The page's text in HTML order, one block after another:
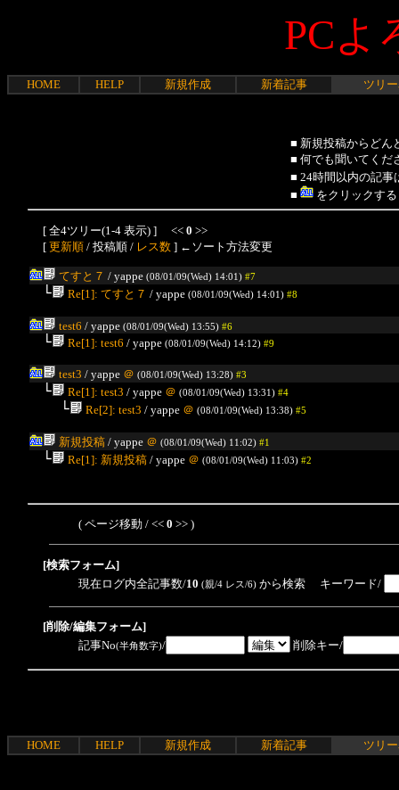
PCよ
HOME HELP 新規作成 新着記事 ツリ
■ 新規投稿からどん
■ 何でも聞いてくだ
■ 24時間以内の記事
■
をクリックす
[ 全4ツリー(1-4 表示) ] << 0 >>
[ 更新順 / 投稿順 / レス数 ] ←ソート方法変更
てすと７ / yappe (08/01/09(Wed) 14:01) #7
└ Re[1]: てすと７ / yappe (08/01/09(Wed) 14:01) #8
test6 / yappe (08/01/09(Wed) 13:55) #6
└ Re[1]: test6 / yappe (08/01/09(Wed) 14:12) #9
test3 / yappe ＠ (08/01/09(Wed) 13:28) #3
└ Re[1]: test3 / yappe ＠ (08/01/09(Wed) 13:31) #4
└ Re[2]: test3 / yappe ＠ (08/01/09(Wed) 13:38) #5
新規投稿/ yappe ＠ (08/01/09(Wed) 11:02) #1
└ Re[1]: 新規投稿/ yappe ＠ (08/01/09(Wed) 11:03) #2
( ページ移動 / << 0 >> )
[検索フォーム]
現在ログ内全記事数/10 (親/4 レス/6) から検索 キーワード/
[削除/編集フォーム]
記事No(半角数字)/ 削除キー/
HOME HELP 新規作成 新着記事 ツリ